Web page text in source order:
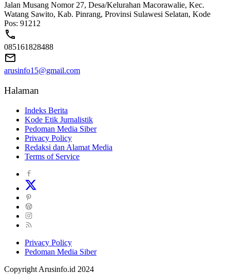
Jalan Musang Nomor 27, Desa/Kelurahan Macorawalie, Kec.
Watang Sawito, Kab. Pinrang, Provinsi Sulawesi Selatan, Kode
Pos: 91212
085161828488
arusinfo15@gmail.com
Halaman
Indeks Berita
Kode Etik Jurnalistik
Pedoman Media Siber
Privacy Policy
Redaksi dan Alamat Media
Terms of Service
Privacy Policy
Pedoman Media Siber
Copyright Arusinfo.id 2024